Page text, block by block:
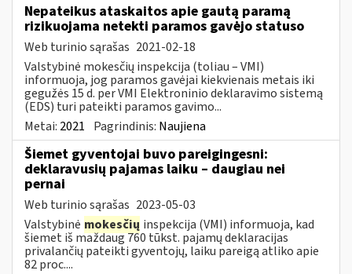
Nepateikus ataskaitos apie gautą paramą
rizikuojama netekti paramos gavėjo statuso
Web turinio sąrašas 2021-02-18
Valstybinė mokesčių inspekcija (toliau – VMI)
informuoja, jog paramos gavėjai kiekvienais metais iki
gegužės 15 d. per VMI Elektroninio deklaravimo sistemą
(EDS) turi pateikti paramos gavimo...
Metai: 2021 Pagrindinis: Naujiena
Šiemet gyventojai buvo pareigingesni:
deklaravusių pajamas laiku – daugiau nei
pernai
Web turinio sąrašas 2023-05-03
Valstybinė mokesčių inspekcija (VMI) informuoja, kad
šiemet iš maždaug 760 tūkst. pajamų deklaracijas
privalančių pateikti gyventojų, laiku pareigą atliko apie
82 proc....